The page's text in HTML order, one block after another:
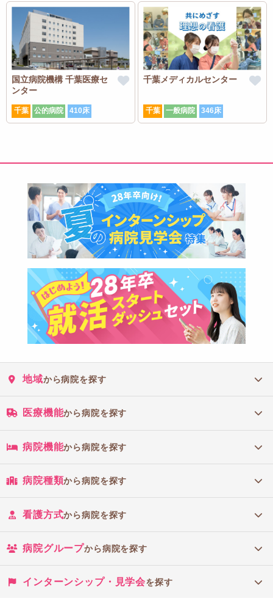
国立病院機構 千葉医療セ
ンター
千葉 公的病院 410床
千葉メディカルセンター
千葉 一般病院 346床
地域から病院を探す
医療機能から病院を探す
病院機能から病院を探す
病院種類から病院を探す
看護方式から病院を探す
病院グループから病院を探す
インターンシップ・見学会を探す